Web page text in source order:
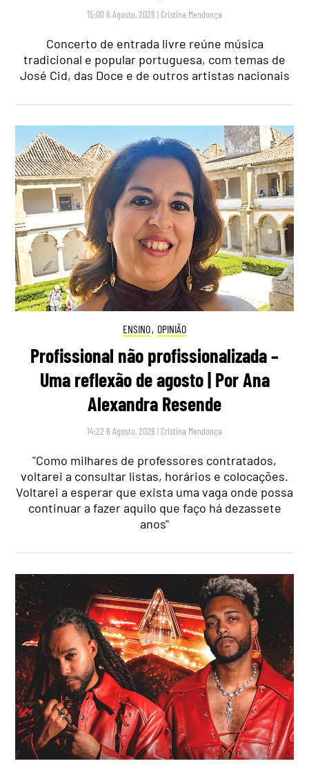
15:00 6 Agosto, 2026 | Cristina Mendonça
Concerto de entrada livre reúne música
tradicional e popular portuguesa, com temas de
José Cid, das Doce e de outros artistas nacionais
ENSINO, OPINIÃO
Profissional não profissionalizada –
Uma reflexão de agosto | Por Ana
Alexandra Resende
14:22 6 Agosto, 2026 | Cristina Mendonça
"Como milhares de professores contratados,
voltarei a consultar listas, horários e colocações.
Voltarei a esperar que exista uma vaga onde possa
continuar a fazer aquilo que faço há dezassete
anos"